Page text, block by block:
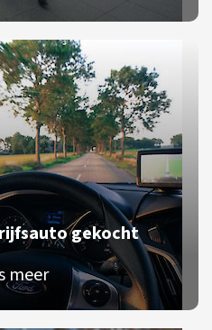
gekocht
meer